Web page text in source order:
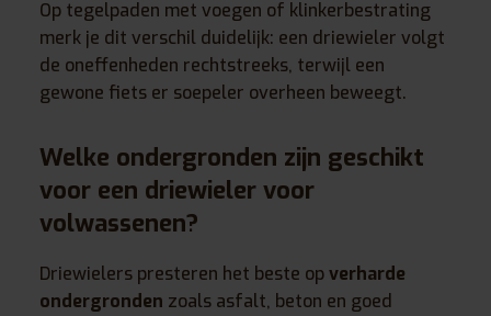
Op tegelpaden met voegen of klinkerbestrating
merk je dit verschil duidelijk: een driewieler volgt
de oneffenheden rechtstreeks, terwijl een
gewone fiets er soepeler overheen beweegt.
Welke ondergronden zijn geschikt
voor een driewieler voor
volwassenen?
Driewielers presteren het beste opverharde
ondergronden zoals asfalt, beton en goed